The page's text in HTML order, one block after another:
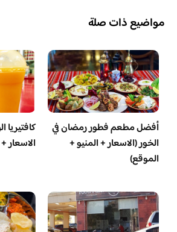
مواضيع ذات صلة
أفضل مطعم فطور رمضان في
الخور (الاسعار + المنيو +
الموقع)
كافتيريا
الاسعار